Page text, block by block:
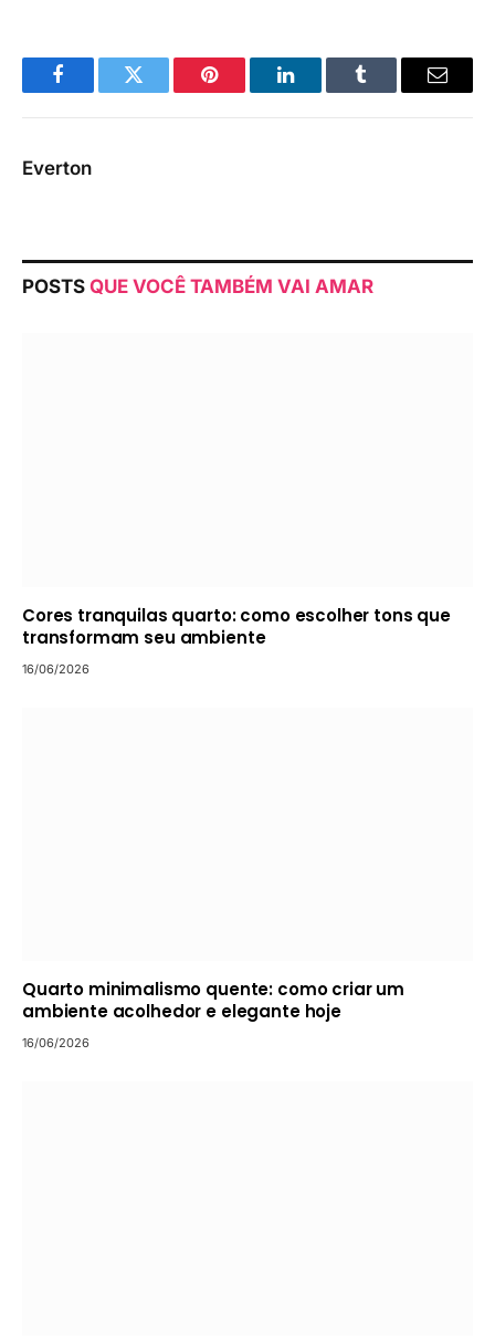
FacebookTwitter Pinterest LinkedInTumblr Email
Everton
POSTS QUE VOCÊ TAMBÉM VAI AMAR
Cores tranquilas quarto: como escolher tons que
transformam seu ambiente
16/06/2026
Quarto minimalismo quente: como criar um
ambiente acolhedor e elegante hoje
16/06/2026